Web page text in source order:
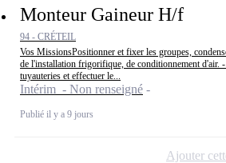
Monteur Gaineur H/f
94 - CRÉTEIL
Vos MissionsPositionner et fixer les groupes,
de l'installation frigorifique, de conditionnement d'air.
tuyauteries et effectuer le...
Intérim - Non renseigné
Publié il y a 9 jours
Ajouter